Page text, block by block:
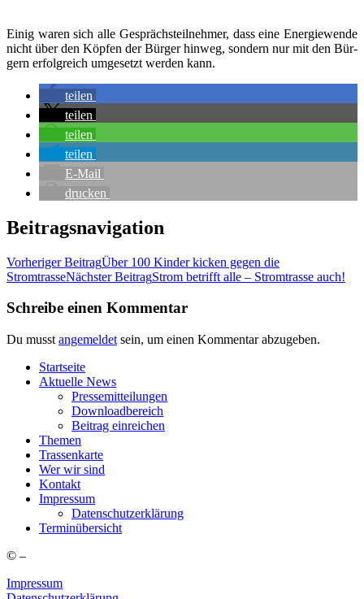
Einig waren sich alle Gesprächs­teil­neh­mer, dass eine Ener­gie­wen­de
nicht über den Köp­fen der Bür­ger hin­weg, son­dern nur mit den Bür­
gern erfolg­reich umge­setzt wer­den kann.
tei­len
tei­len
tei­len
tei­len
E‑Mail
dru­cken
Beitragsnavigation
Vorheriger BeitragÜber 100 Kin­der kicken gegen die
StromtrasseNächster BeitragStrom betrifft alle – Strom­tras­se auch!
Schreibe einen Kommentar
Du musst angemeldet sein, um einen Kommentar abzugeben.
Start­sei­te
Aktu­el­le News
Pres­se­mit­tei­lun­gen
Down­load­be­reich
Bei­trag einreichen
The­men
Tras­sen­kar­te
Wer wir sind
Kon­takt
Impres­sum
Daten­schutz­er­klä­rung
Ter­min­über­sicht
© –
Impressum